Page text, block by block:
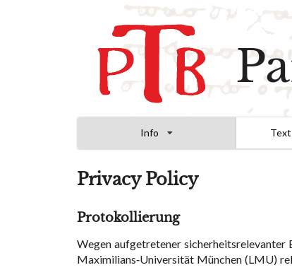
Info
Privacy Policy
Protokollierung
Wegen aufgetretener
Maximilians-Universität München (LMU)